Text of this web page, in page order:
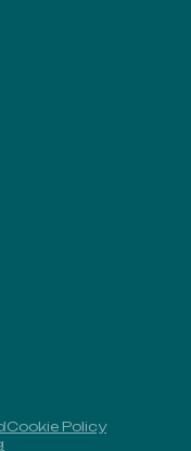
Cookie Policy